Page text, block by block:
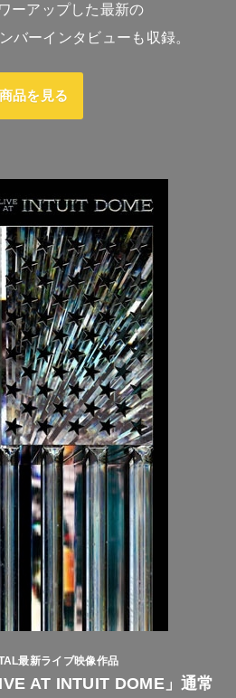
ーアップした最新の
バーインタビューも収録。
商品を見る
最新ライブ映像作品
AT INTUIT DOME」通常